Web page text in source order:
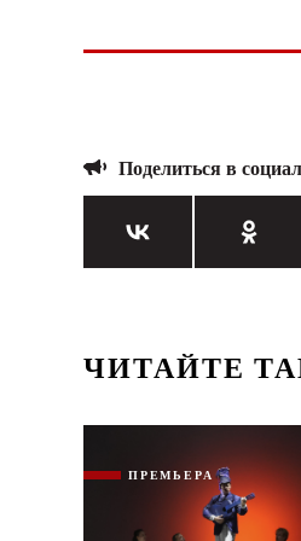
Поделиться в
ЧИТАЙТЕ
ПРЕМЬЕРА